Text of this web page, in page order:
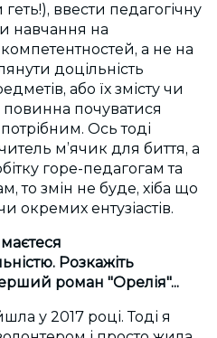
ввести педагогічну
навчання на
а не на
доцільність
або їх змісту чи
повинна почуватися
Ось тоді
м’ячик для биття, а
горе-педагогам та
то змін не буде, хіба що
окремих ентузіастів.
Розкажіть
роман "Орелія"...
у 2017 році. Тоді я